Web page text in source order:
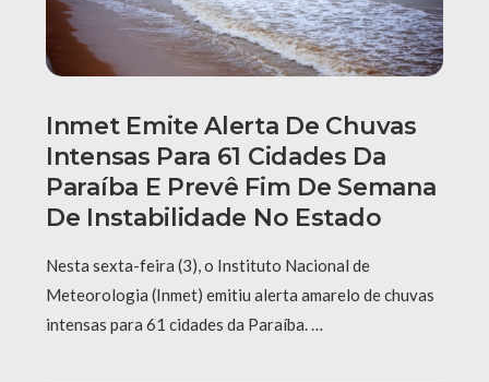
Inmet Emite Alerta De Chuvas
Intensas Para 61 Cidades Da
Paraíba E Prevê Fim De Semana
De Instabilidade No Estado
Nesta sexta-feira (3), o Instituto Nacional de
Meteorologia (Inmet) emitiu alerta amarelo de chuvas
intensas para 61 cidades da Paraíba. …